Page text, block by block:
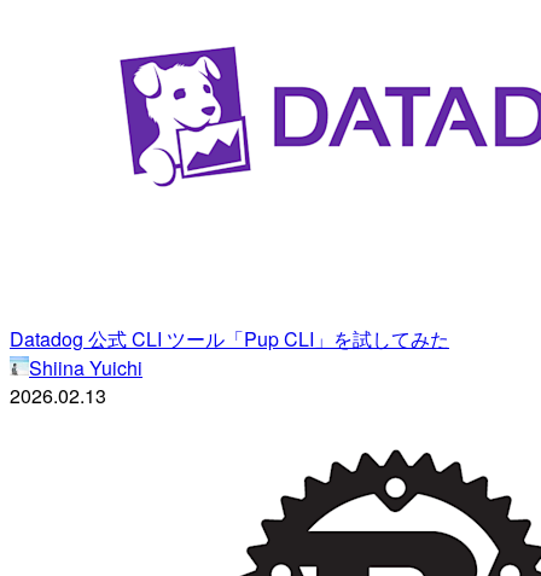
Datadog 公式 CLI ツール「Pup CLI」を試してみた
Shiina Yuichi
2026.02.13